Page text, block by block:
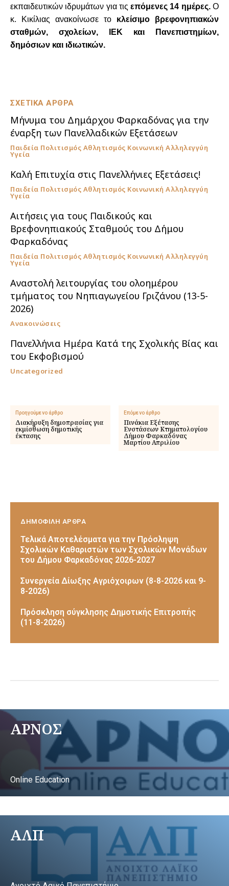
ΣΧΕΤΙΚΑ ΑΡΘΡΑ
Μήνυμα του Δημάρχου Φαρκαδόνας για την
έναρξη των Πανελλαδικών Εξετάσεων
Παιδεία Πολιτισμός Αθλητισμός Κοινωνική Αλληλεγγύη
Υγεία
Καλή Επιτυχία στις Πανελλήνιες Εξετάσεις!
Παιδεία Πολιτισμός Αθλητισμός Κοινωνική Αλληλεγγύη
Υγεία
Αιτήσεις για τους Παιδικούς και
Βρεφονηπιακούς Σταθμούς του Δήμου
Φαρκαδόνας
Παιδεία Πολιτισμός Αθλητισμός Κοινωνική Αλληλεγγύη
Υγεία
Αναστολή λειτουργίας του ολοημέρου
τμήματος του Νηπιαγωγείου Γριζάνου (13-5-
2026)
Ανακοινώσεις
Πανελλήνια Ημέρα Κατά της Σχολικής Βίας και
του Εκφοβισμού
Uncategorized
εκπαιδευτικών ιδρυμάτων για τις επόμενες 14 ημέρες.Ο
κ. Κικίλιας ανακοίνωσε το κλείσιμο
βρεφονηπιακών
σταθμών, σχολείων, ΙΕΚ και Πανεπιστημίων,
δημόσιων και ιδιωτικών.
Προηγούμενο άρθρο
Διακήρυξη δημοπρασίας για
εκμίσθωση δημοτικής
έκτασης
Επόμενο άρθρο
Πινάκια Εξέτασης
Ενστάσεων Κτηματολογίου
Δήμου Φαρκαδόνας
Μαρτίου Απριλίου
ΔΗΜΟΦΙΛΗ ΑΡΘΡΑ
Τελικά Αποτελέσματα για την Πρόσληψη
Σχολικών Καθαριστών των Σχολικών Μονάδων
του Δήμου Φαρκαδόνας 2026-2027
Συνεργεία Δίωξης Αγριόχοιρων (8-8-2026 και 9-
8-2026)
Πρόσκληση σύγκλησης Δημοτικής Επιτροπής
(11-8-2026)
ΑΡΝΟΣ
Online Education
ΑΛΠ